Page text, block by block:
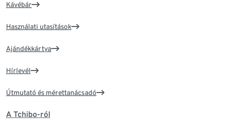
Kávébár
Használati utasítások
Ajándékkártya
Hírlevél
Útmutató és mérettanácsadó
A Tchibo-ról